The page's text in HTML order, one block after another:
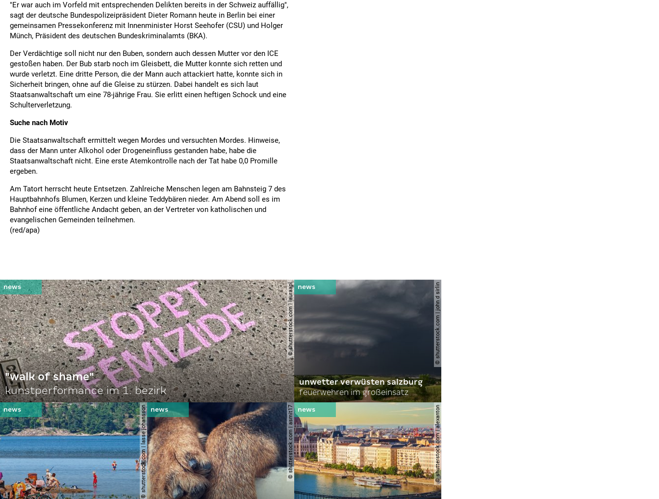
"Er war auch im Vorfeld mit entsprechenden Delikten bereits in der Schweiz auffällig",
sagt der deutsche Bundespolizeipräsident Dieter Romann heute in Berlin bei einer
gemeinsamen Pressekonferenz mit Innenminister Horst Seehofer (CSU) und Holger
Münch, Präsident des deutschen Bundeskriminalamts (BKA).
Der Verdächtige soll nicht nur den Buben, sondern auch dessen Mutter vor den ICE
gestoßen haben. Der Bub starb noch im Gleisbett, die Mutter konnte sich retten und
wurde verletzt. Eine dritte Person, die der Mann auch attackiert hatte, konnte sich in
Sicherheit bringen, ohne auf die Gleise zu stürzen. Dabei handelt es sich laut
Staatsanwaltschaft um eine 78-jährige Frau. Sie erlitt einen heftigen Schock und eine
Schulterverletzung.
Suche nach Motiv
Die Staatsanwaltschaft ermittelt wegen Mordes und versuchten Mordes. Hinweise,
dass der Mann unter Alkohol oder Drogeneinfluss gestanden habe, habe die
Staatsanwaltschaft nicht. Eine erste Atemkontrolle nach der Tat habe 0,0 Promille
ergeben.
Am Tatort herrscht heute Entsetzen. Zahlreiche Menschen legen am Bahnsteig 7 des
Hauptbahnhofs Blumen, Kerzen und kleine Teddybären nieder. Am Abend soll es im
Bahnhof eine öffentliche Andacht geben, an der Vertreter von katholischen und
evangelischen Gemeinden teilnehmen.
(red/apa)
© shutterstock.com | lauraapl
"walk of shame"
kunstperformance im 1. bezirk
© shutterstock.com | john d sirlin
unwetter verwüsten salzburg
feuerwehren im großeinsatz
© shutterstock.com | lasse johansson © shutterstock.com | asmit17 © shutterstock.com | alexanton